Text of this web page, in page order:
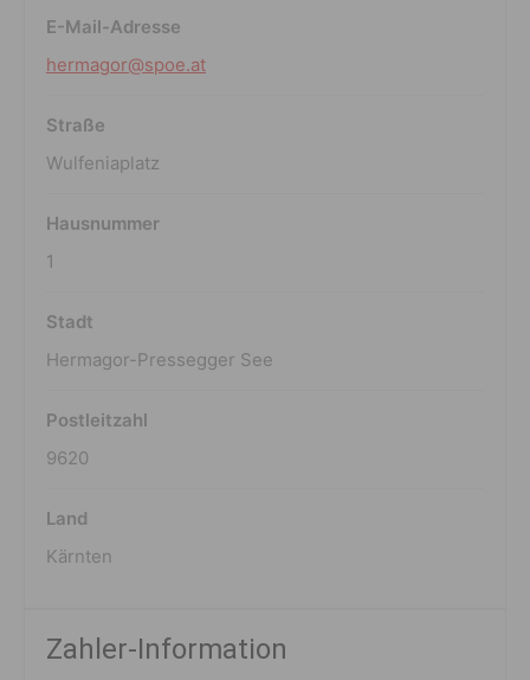
E-Mail-Adresse
hermagor@spoe.at
Straße
Wulfeniaplatz
Hausnummer
1
Stadt
Hermagor-Pressegger See
Postleitzahl
9620
Land
Kärnten
Zahler-Information